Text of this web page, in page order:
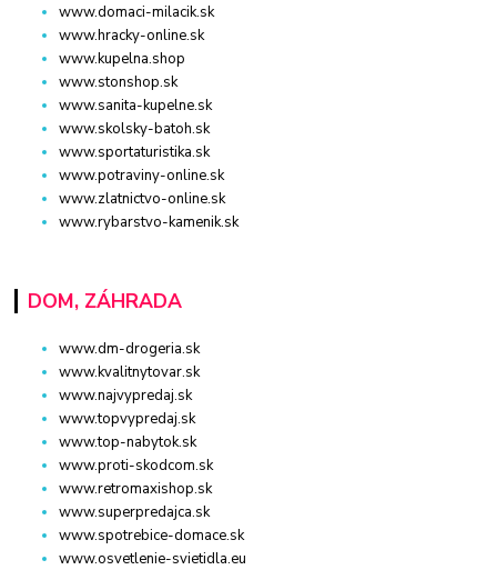
www.domaci-milacik.sk
www.hracky-online.sk
www.kupelna.shop
www.stonshop.sk
www.sanita-kupelne.sk
www.skolsky-batoh.sk
www.sportaturistika.sk
www.potraviny-online.sk
www.zlatnictvo-online.sk
www.rybarstvo-kamenik.sk
DOM, ZÁHRADA
www.dm-drogeria.sk
www.kvalitnytovar.sk
www.najvypredaj.sk
www.topvypredaj.sk
www.top-nabytok.sk
www.proti-skodcom.sk
www.retromaxishop.sk
www.superpredajca.sk
www.spotrebice-domace.sk
www.osvetlenie-svietidla.eu